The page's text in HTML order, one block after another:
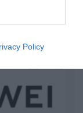
Policy